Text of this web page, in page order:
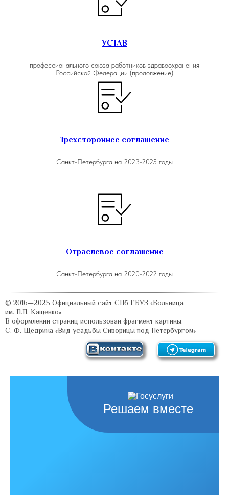
УСТАВ
профессионального союза работников здравоохранения
Российской Федерации (продолжение)
Трехстороннее соглашение
Санкт-Петербурга на 2023-2025 годы
Отраслевое соглашение
Санкт-Петербурга на 2020-2022 годы
В оформлении страниц использован фрагмент картины
Решаем вместе